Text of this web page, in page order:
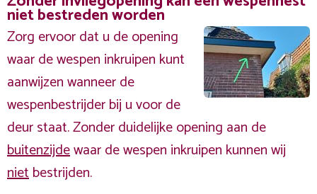
niet bestreden worden
Zorg ervoor dat u de opening
waar de wespen inkruipen kunt
aanwijzen wanneer de
wespenbestrijder bij u voor de
deur staat. Zonder duidelijke opening aan de
buitenzijdewaar de wespen inkruipen kunnen wij
nietbestrijden.